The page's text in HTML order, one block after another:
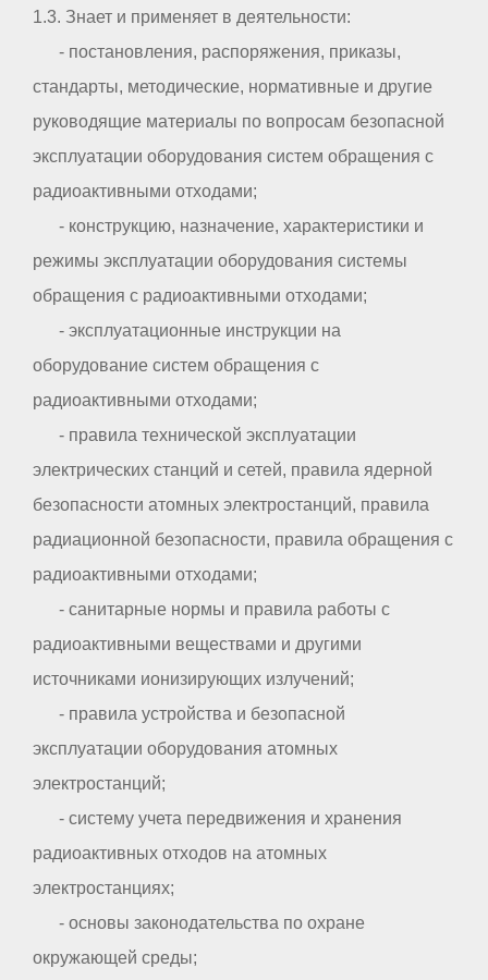
1.3. Знает и применяет в деятельности:
- постановления, распоряжения, приказы,
стандарты, методические, нормативные и другие
руководящие материалы по вопросам безопасной
эксплуатации оборудования систем обращения с
радиоактивными отходами;
- конструкцию, назначение, характеристики и
режимы эксплуатации оборудования системы
обращения с радиоактивными отходами;
- эксплуатационные инструкции на
оборудование систем обращения с
радиоактивными отходами;
- правила технической эксплуатации
электрических станций и сетей, правила ядерной
безопасности атомных электростанций, правила
радиационной безопасности, правила обращения с
радиоактивными отходами;
- санитарные нормы и правила работы с
радиоактивными веществами и другими
источниками ионизирующих излучений;
- правила устройства и безопасной
эксплуатации оборудования атомных
электростанций;
- систему учета передвижения и хранения
радиоактивных отходов на атомных
электростанциях;
- основы законодательства по охране
окружающей среды;